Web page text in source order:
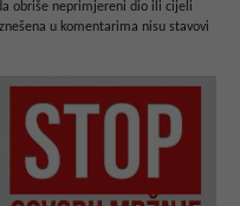
obriše neprimjereni dio ili cijeli
u komentarima nisu stavovi